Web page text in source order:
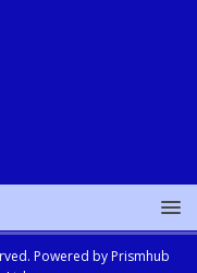
Powered by Prismhub